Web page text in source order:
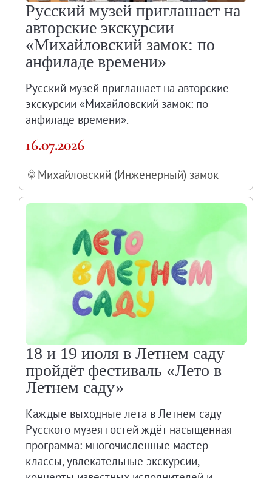
Русский музей приглашает на
авторские экскурсии
«Михайловский замок: по
анфиладе времени»
Русский музей приглашает на авторские
экскурсии «Михайловский замок: по
анфиладе времени».
16.07.2026
Михайловский (Инженерный) замок
18 и 19 июля в Летнем саду
пройдёт фестиваль «Лето в
Летнем саду»
Каждые выходные лета в Летнем саду
Русского музея гостей ждёт насыщенная
программа: многочисленные мастер-
классы, увлекательные экскурсии,